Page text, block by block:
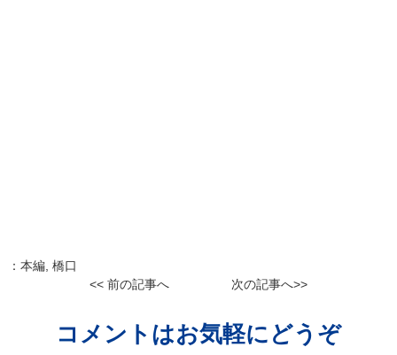
： 本編, 橋口
<< 前の記事へ
次の記事へ>>
コメントはお気軽にどうぞ